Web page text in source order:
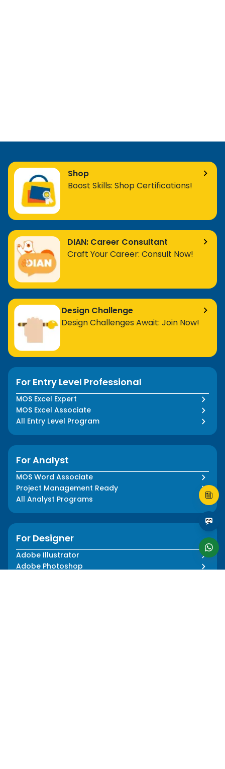
Shop
Boost Skills: Shop Certifications!
DIAN: Career Consultant
Craft Your Career: Consult Now!
Design Challenge
Design Challenges Await: Join Now!
For Entry Level Professional
MOS Excel Expert
MOS Excel Associate
All Entry Level Program
For Analyst
MOS Word Associate
Project Management Ready
All Analyst Programs
For Designer
Adobe Illustrator
Adobe Photoshop